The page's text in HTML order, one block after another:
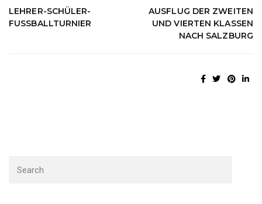
LEHRER-SCHÜLER-
FUSSBALLTURNIER
AUSFLUG DER ZWEITEN
UND VIERTEN KLASSEN
NACH SALZBURG